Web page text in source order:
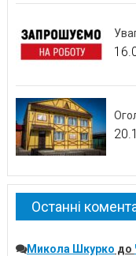
Останні
Микола Шкурко до